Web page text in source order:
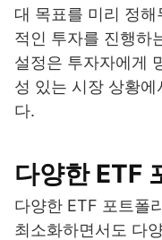
대 목표를 미리 정
적인 투자를 진행하
설정은 투자자에게
성 있는 시장 상황
다.
다양한 ETF
다양한 ETF 포트폴
최소화하면서도 다